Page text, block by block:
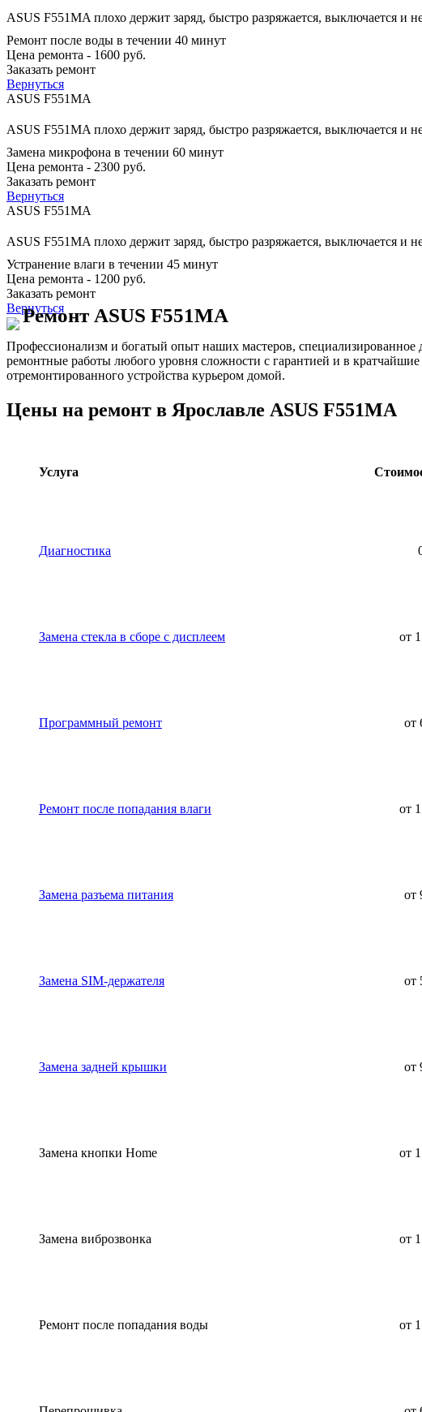
ASUS F551MA плохо держит заряд, быстро разряжается, выключается и
Ремонт после воды в течении 40 минут
Цена ремонта - 1600 руб.
Заказать ремонт
Вернуться
ASUS F551MA
ASUS F551MA плохо держит заряд, быстро разряжается, выключается и
Замена микрофона в течении 60 минут
Цена ремонта - 2300 руб.
Заказать ремонт
Вернуться
ASUS F551MA
ASUS F551MA плохо держит заряд, быстро разряжается, выключается и
Устранение влаги в течении 45 минут
Цена ремонта - 1200 руб.
Заказать ремонт
Вернуться
Ремонт ASUS F551MA
Профессионализм и богатый опыт наших мастеров,
ремонтные работы любого уровня сложности с гарантией и в
отремонтированного устройства курьером домой.
Цены на ремонт в Ярославле ASUS F551MA
Услуга
Диагностика
Замена стекла в сборе с дисплеем от
Программный ремонт от
Ремонт после попадания влаги от
Замена разъема питания от
Замена SIM-держателя от
Замена задней крышки от
Замена кнопки Home от
Замена виброзвонка от
Ремонт после попадания воды от